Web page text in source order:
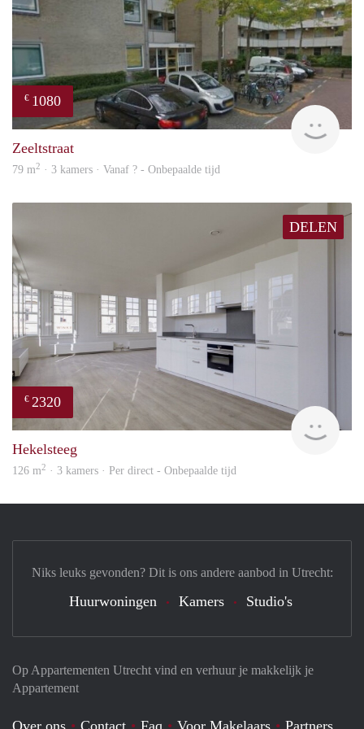
€ 1080
Zeeltstraat
79 m2 · 3 kamers · Vanaf ? - Onbepaalde tijd
DELEN
€ 2320
Hekelsteeg
126 m2 · 3 kamers · Per direct - Onbepaalde tijd
Op Appartementen Utrecht vind en verhuur je makkelijk je
Appartement
Over ons Contact Faq Voor Makelaars Partners
Niks leuks gevonden? Dit is ons andere aanbod in Utrecht:
Huurwoningen Kamers Studio's